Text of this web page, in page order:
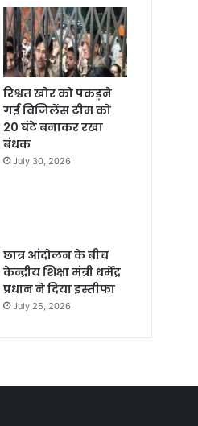
रिश्वत खोर को पकड़ने
गई विजिलेंस टीम को
20 घंटे बनाकर रखा
बंधक
July 30, 2026
छात्र आंदोलन के बीच
केन्द्रीय शिक्षा मंत्री धर्मेंद्र
प्रधान ने दिया इस्तीफा
July 25, 2026